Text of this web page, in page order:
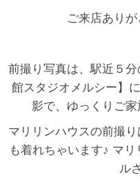
ご来店ありが
前撮り写真は、駅近５
館スタジオメルシー】
影で、ゆっくりご家
マリリンハウスの前撮
も着れちゃいます♪ マ
ル